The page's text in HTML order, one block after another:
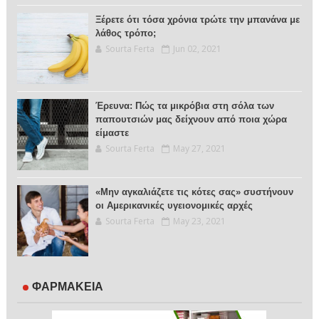
Ξέρετε ότι τόσα χρόνια τρώτε την μπανάνα με
λάθος τρόπο;
Sourta Ferta Jun 02, 2021
Έρευνα: Πώς τα μικρόβια στη σόλα των
παπουτσιών μας δείχνουν από ποια χώρα
είμαστε
Sourta Ferta May 27, 2021
«Μην αγκαλιάζετε τις κότες σας» συστήνουν
οι Αμερικανικές υγειονομικές αρχές
Sourta Ferta May 23, 2021
ΦΑΡΜΑΚΕΙΑ